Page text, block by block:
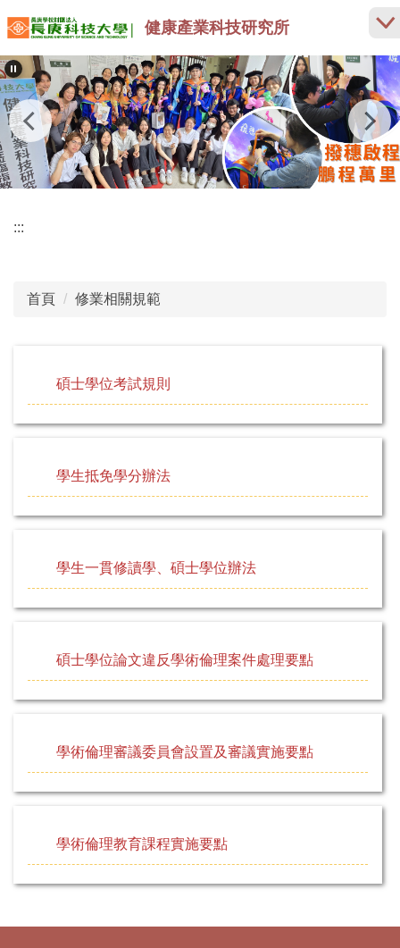
跳
到
主
要
內
容
區
健康產業科技研究所
:::
首頁 修業相關規範
碩士學位考試規則
學生抵免學分辦法
學生一貫修讀學、碩士學位辦法
碩士學位論文違反學術倫理案件處理要點
學術倫理審議委員會設置及審議實施要點
學術倫理教育課程實施要點